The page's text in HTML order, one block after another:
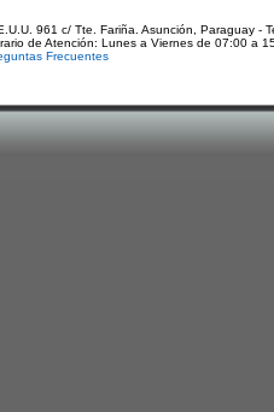
961 c/ Tte. Fariña. Asunción, Paraguay -
de Atención: Lunes a Viernes de 07:00 a
Frecuentes